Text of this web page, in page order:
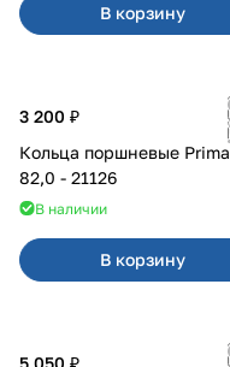
В корзину
3 200 ₽
Кольца поршневые Prima
82,0 - 21126
В наличии
В корзину
5 050 ₽